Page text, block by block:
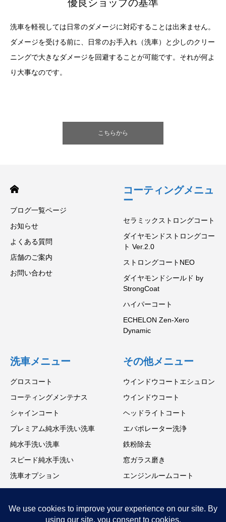
優良ショップの基準
洗車を軽視しては日常のダメージに対応することは出来ません。
ダメージを受ける前に、日常のお手入れ（洗車）と少しのクリー
ニングで大きなダメージを回避することが可能です。それが何よ
り大事なのです。
こちらから
ブログ一覧ページ
お知らせ
よくある質問
店舗のご案内
お問い合わせ
コーティングメニュ
ー
セラミックストロングコート
ダイヤモンドストロングコー
ト Ver.2.0
ストロングコートNEO
ダイヤモンドシールド by
StrongCoat
ハイパーコート
ECHELON Zen-Xero
Dynamic
洗車メニュー
グロスコート
コーティングメンテナス
シャインコート
プレミアム純水手洗い洗車
純水手洗い洗車
スピード純水手洗い
洗車オプション
その他メニュー
ウインドウコートエシュロン
ウインドウコート
ヘッドライトコート
エバポレーター洗浄
鉄粉除去
窓ガラス磨き
エンジンルームコート